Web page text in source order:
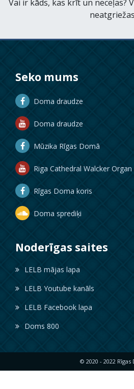
Vai ir kāds, kas krīt un neceļas?
Seko mums
Doma draudze
Doma draudze
Mūzika Rīgas Domā
Riga Cathedral Walcker Organ
Rīgas Doma koris
Doma sprediķi
Noderīgas saites
LELB mājas lapa
LELB Youtube kanāls
LELB Facebook lapa
Doms 800
© 2020 - 2022 Rīgas